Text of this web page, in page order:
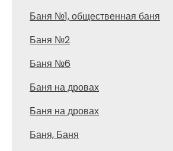
Баня №1, общественная баня
Баня №2
Баня №6
Баня на дровах
Баня на дровах
Баня, Баня